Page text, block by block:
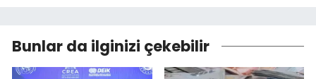
Bunlar da ilginizi çekebilir